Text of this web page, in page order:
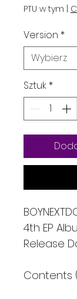
PTU w tym
Version *
Sztuk *
4th EP
Release
Contents